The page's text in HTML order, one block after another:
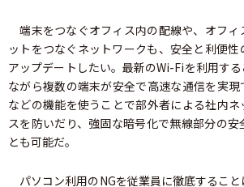
端末をつなぐオフィス内の配線や、オフィ
ットをつなぐネットワークも、安全と利便
アップデートしたい。最新のWi-Fiを利用す
ながら複数の端末が安全で高速な通信を実
などの機能を使うことで部外者による社内ネ
スを防いだり、強固な暗号化で無線部分の
とも可能だ。
パソコン利用のNGを従業員に徹底するこ